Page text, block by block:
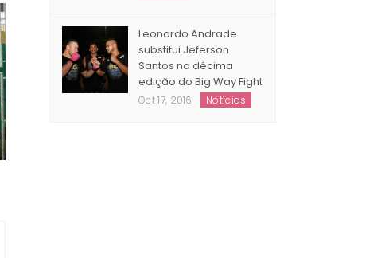
Leonardo Andrade
substitui Jeferson
Santos na décima
edição do Big Way Fight
Oct 17, 2016 Notícias